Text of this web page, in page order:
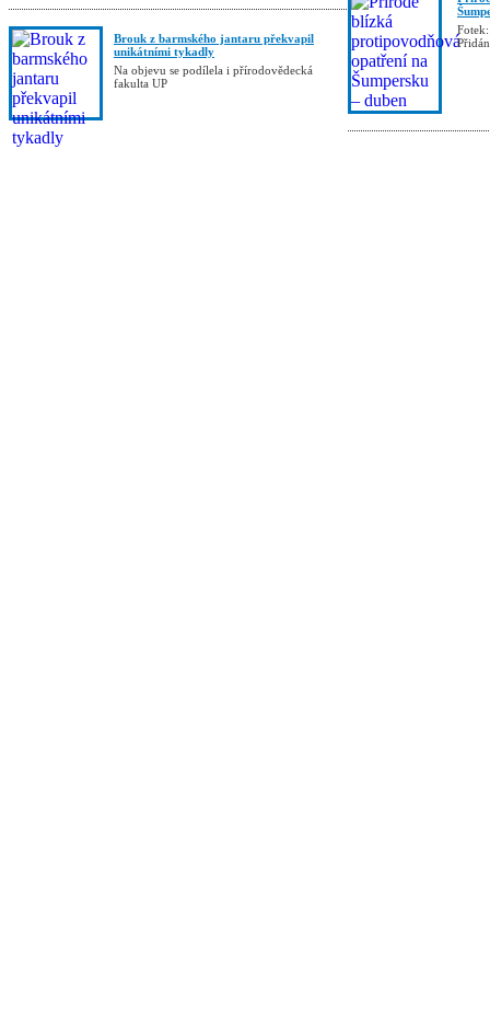
Brouk z barmského jantaru překvapil
unikátními tykadly
Na objevu se podílela i přírodovědecká
fakulta UP